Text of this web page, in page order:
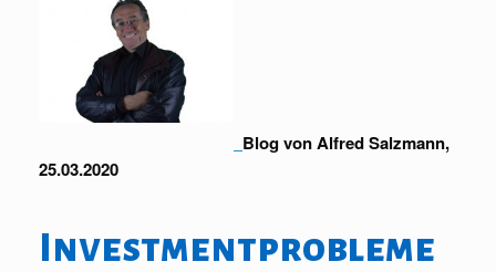
Blog von Alfred Salzmann,
25.03.2020
Investmentprobleme